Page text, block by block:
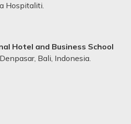
Hospitaliti.
Hotel and Business School
Bali, Indonesia.